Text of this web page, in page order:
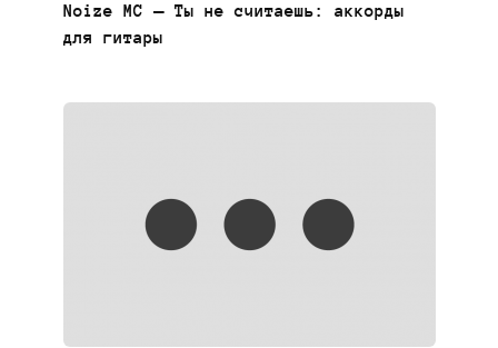
Noize MC — Ты не считаешь: аккорды
для гитары